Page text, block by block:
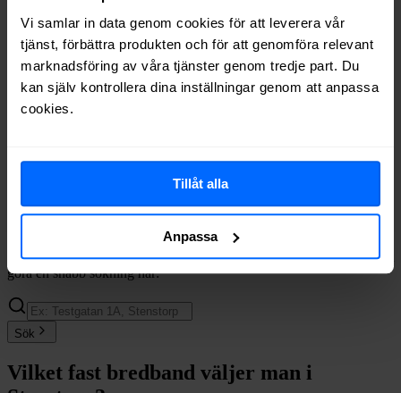
Vi samlar in data genom cookies för att leverera vår
tjänst, förbättra produkten och för att genomföra relevant
marknadsföring av våra tjänster genom tredje part. Du
kan själv kontrollera dina inställningar genom att anpassa
cookies.
Tillåt alla
Anpassa
Net at Once Fiber
77%
Ownit
Fiber
77%
Telia
Fiber
72%
Allente
Fiber
70%
Telenor
Trygg Surf
Inleed
Fiber 20%
Om du vill se exakt vilka internetleverantörer som erbjuder
bredband på din adress iStenstorppå Bredbandsval.se är det bara att
göra en snabb sökning här:
Sök
Vilket fast bredband väljer man i